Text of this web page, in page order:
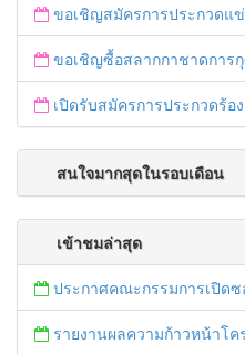
ขอเชิญสมัครการประกวดแข่งขันวงดนตรี
ขอเชิญซื้อสลากกาชาดการกุศลพิเศษจังห
เปิดรับสมัครการประกวดร้องเพล
สนใจมากสุดในรอบเดือน
เข้าชมล่าสุด
ประกาศคณะกรรมการเปิดซ
รายงานผลความก้าวหน้าโครงการจัดการแก้ไข